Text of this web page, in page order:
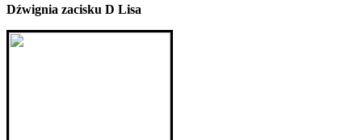
Dźwignia zacisku D Lisa